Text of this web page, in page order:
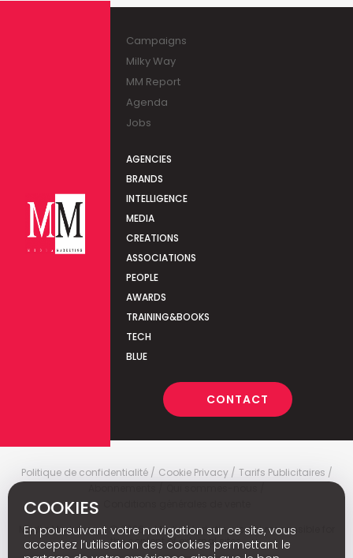
Campaigns
Milky Way
MM Report
Agenda
Jobs
AGENCIES
BRANDS
INTELLIGENCE
MEDIA
CREATIONS
ASSOCIATIONS
PEOPLE
AWARDS
TRAINING&BOOKS
TECH
BLUE
CONTACT
Politique de confidentialité Cookie Privacy
Tarifs Publicitaires
Media Marketingc © 2026 - Media Marketing is not responsible for
the content of external sites.
COOKIES
En poursuivant votre navigation sur ce site, vous
acceptez l’utilisation des cookies permettant le